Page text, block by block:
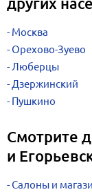
Москва
Орехово-Зуево
Люберцы
Дзержинский
Пушкино
Смотрите
и
Салоны и